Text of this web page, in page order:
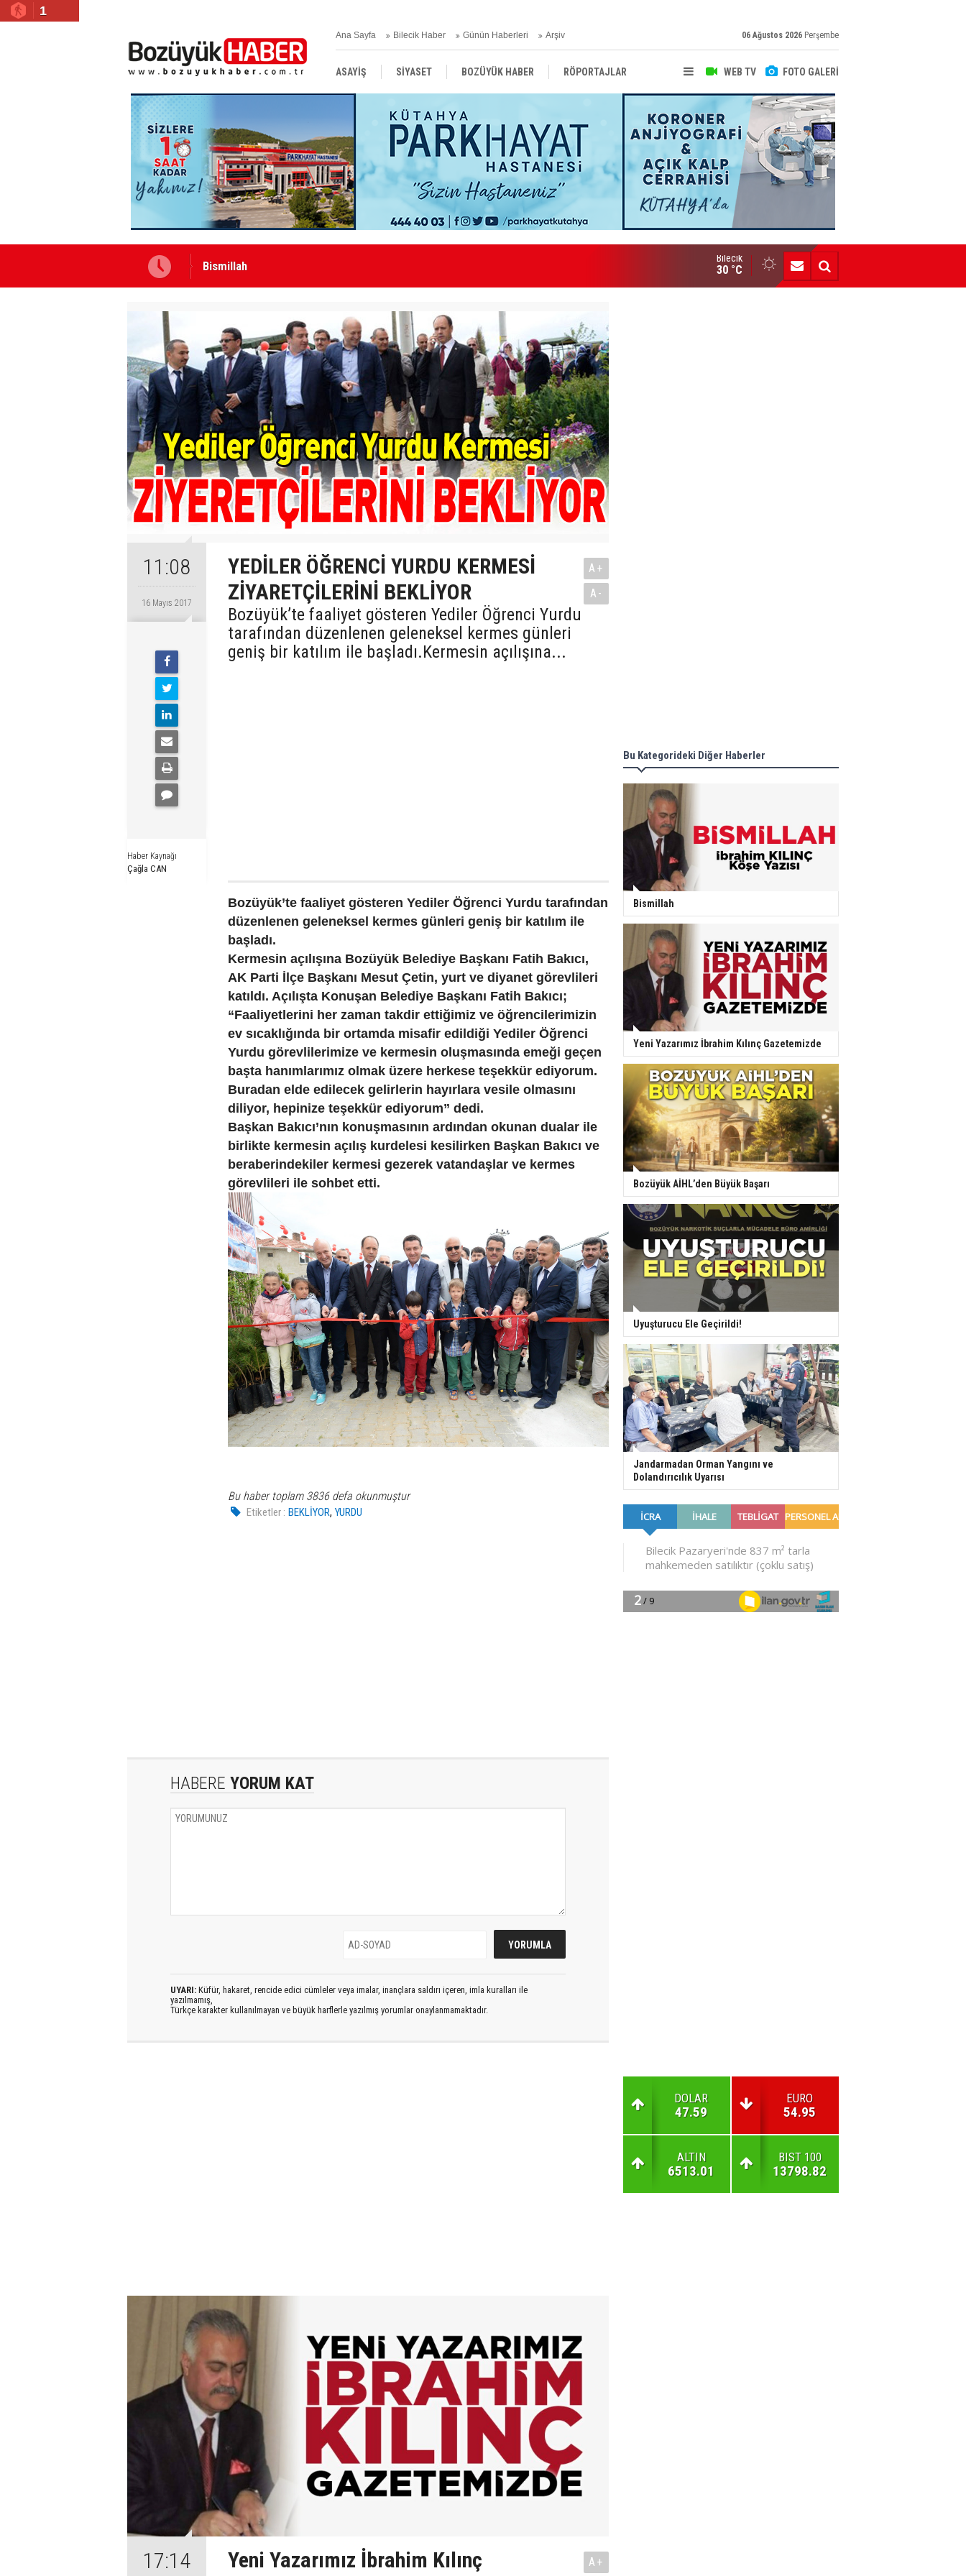
1
Ana Sayfa Bilecik Haber Günün Haberleri Arşiv 06 Ağustos 2026 Perşembe
WEB TV FOTO GALERİ
ASAYİŞ SİYASET BOZÜYÜK HABER RÖPORTAJLAR
RESMİ İLANLAR
Yeni Yazarımız İbrahim Kılınç Gazetemizde Bozüyük AİHL’den Büyük Başarı
Bilecik
30 °C
11:08
16 Mayıs 2017
Haber Kaynağı
Çağla CAN
YEDİLER ÖĞRENCİ YURDU KERMESİ
ZİYARETÇİLERİNİ BEKLİYOR
Bozüyük’te faaliyet gösteren Yediler Öğrenci Yurdu
tarafından düzenlenen geleneksel kermes günleri
geniş bir katılım ile başladı.Kermesin açılışına...
A+
A-
Bozüyük’te faaliyet gösteren Yediler Öğrenci Yurdu tarafından
düzenlenen geleneksel kermes günleri geniş bir katılım ile
başladı.
Kermesin açılışına Bozüyük Belediye Başkanı Fatih Bakıcı,
AK Parti İlçe Başkanı Mesut Çetin, yurt ve diyanet görevlileri
katıldı. Açılışta Konuşan Belediye Başkanı Fatih Bakıcı;
“Faaliyetlerini her zaman takdir ettiğimiz ve öğrencilerimizin
ev sıcaklığında bir ortamda misafir edildiği Yediler Öğrenci
Yurdu görevlilerimize ve kermesin oluşmasında emeği geçen
başta hanımlarımız olmak üzere herkese teşekkür ediyorum.
Buradan elde edilecek gelirlerin hayırlara vesile olmasını
diliyor, hepinize teşekkür ediyorum” dedi.
Başkan Bakıcı’nın konuşmasının ardından okunan dualar ile
birlikte kermesin açılış kurdelesi kesilirken Başkan Bakıcı ve
beraberindekiler kermesi gezerek vatandaşlar ve kermes
görevlileri ile sohbet etti.
Bu haber toplam 3836 defa okunmuştur
Etiketler : BEKLİYOR,YURDU
HABERE YORUM KAT
UYARI: Küfür, hakaret, rencide edici cümleler veya imalar, inançlara saldırı içeren, imla kuralları ile
yazılmamış,
Türkçe karakter kullanılmayan ve büyük harflerle yazılmış yorumlar onaylanmamaktadır.
17:14
Yeni Yazarımız İbrahim Kılınç
A+
Bu Kategorideki Diğer Haberler
Bismillah
Yeni Yazarımız İbrahim Kılınç Gazetemizde
Bozüyük AİHL’den Büyük Başarı
Uyuşturucu Ele Geçirildi!
Jandarmadan Orman Yangını ve
Dolandırıcılık Uyarısı
DOLAR
47.59
EURO
54.95
ALTIN
6513.01
BIST 100
13798.82